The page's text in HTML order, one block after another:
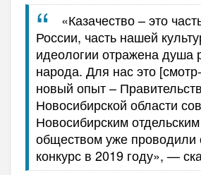
«Казачество – это
России, часть нашей
идеологии отражена душа
народа. Для нас это
новый опыт –
Новосибирской области
Новосибирским
обществом уже проводили
конкурс в 2019 году», —